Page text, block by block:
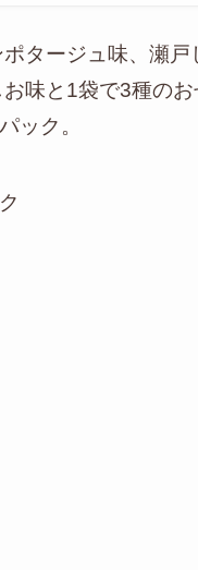
タージュ味、瀬戸
味と1袋で3種の
ック。